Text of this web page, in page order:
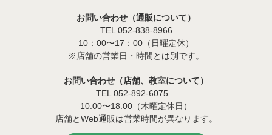
お問い合わせ（通販について）
TEL 052-838-8966
10：00〜17：00（日曜定休）
※店舗の営業日・時間とは別です。
お問い合わせ（店舗、教室について）
TEL 052-892-6075
10:00〜18:00（木曜定休日）
店舗とWeb通販は営業時間が異なります。